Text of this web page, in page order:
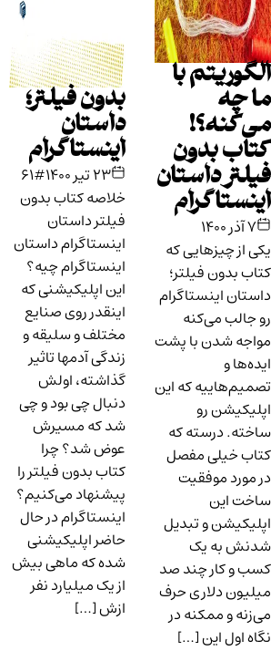
الگوریتم با
ما چه
می‌کنه؟!
کتاب بدون
فیلتر داستان
اینستاگرام
۷ آذر ۱۴۰۰
یکی از چیزهایی که
کتاب بدون فیلتر؛
داستان اینستاگرام
رو جالب می‌کنه
مواجه شدن با پشت
ایده‌ها و
تصمیم‌هاییه که این
اپلیکیشن رو
ساخته. درسته که
کتاب خیلی مفصل
در مورد موفقیت
ساخت این
اپلیکیشن و تبدیل
شدنش به یک
کسب و کار چند صد
میلیون دلاری حرف
می‌زنه و ممکنه در
نگاه اول این […]
بدون فیلتر؛
داستان
اینستاگرام
۲۳ تیر ۱۴۰۰
#61
خلاصه کتاب بدون
فیلتر داستان
اینستاگرام داستان
اینستاگرام چیه؟
این اپلیکیشنی که
اینقدر روی صنایع
مختلف و سلیقه و
زندگی آدمها تاثیر
گذاشته، اولش
دنبال چی بود و چی
شد که مسیرش
عوض شد؟ چرا
کتاب بدون فیلتر را
پیشنهاد می‌کنیم؟
اینستاگرام در حال
حاضر اپلیکیشنی
شده که ماهی بیش
از یک میلیارد نفر
ازش […]